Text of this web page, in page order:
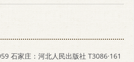
石家庄：河北人民出版社 T3086·161